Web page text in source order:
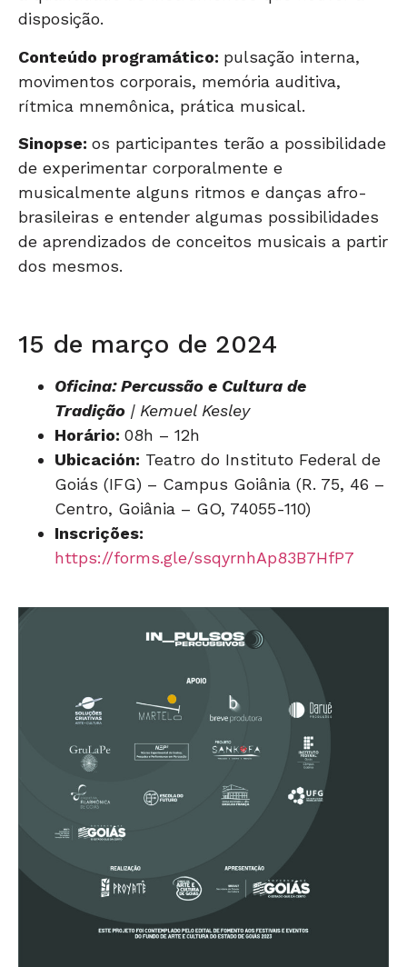
disposição.
Conteúdo programático: pulsação interna,
movimentos corporais, memória auditiva,
rítmica mnemônica, prática musical.
Sinopse: os participantes terão a possibilidade
de experimentar corporalmente e
musicalmente alguns ritmos e danças afro-
brasileiras e entender algumas possibilidades
de aprendizados de conceitos musicais a partir
dos mesmos.
15 de março de 2024
Oficina: Percussão e Cultura de
Tradição | Kemuel Kesley
Horário: 08h – 12h
Ubicación: Teatro do Instituto Federal de
Goiás (IFG) – Campus Goiânia (R. 75, 46 –
Centro, Goiânia – GO, 74055-110)
Inscrições:
https://forms.gle/ssqyrnhAp83B7HfP7